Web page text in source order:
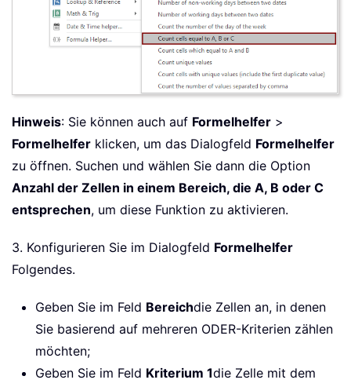
Hinweis: Sie können auch auf Formelhelfer >
Formelhelfer klicken, um das Dialogfeld Formelhelfer
zu öffnen. Suchen und wählen Sie dann die Option
Anzahl der Zellen in einem Bereich, die A, B oder C
entsprechen, um diese Funktion zu aktivieren.
3. Konfigurieren Sie im Dialogfeld Formelhelfer
Folgendes.
Geben Sie im Feld Bereichdie Zellen an, in denen
Sie basierend auf mehreren ODER-Kriterien zählen
möchten;
Geben Sie im Feld Kriterium 1die Zelle mit dem